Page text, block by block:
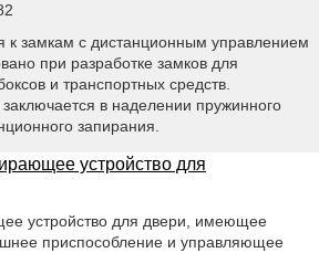
к замкам с дистанционным управлением
при разработке замков для
и транспортных средств.
заключается в наделении пружинного
запирания.
устройство для
устройство для двери, имеющее
приспособление и управляющее